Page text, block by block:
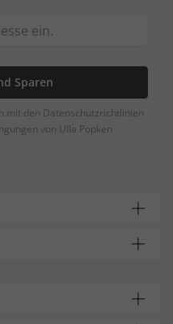
Sparen
mit den Datenschutzrichtlinien
von Ulla Popken